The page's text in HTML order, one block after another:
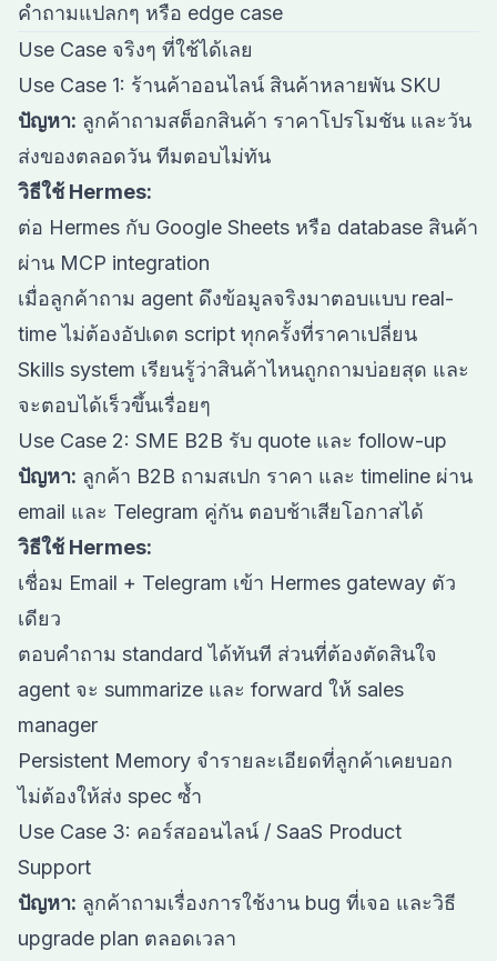
คำถามแปลกๆ หรือ edge case
Use Case จริงๆ ที่ใช้ได้เลย
Use Case 1: ร้านค้าออนไลน์ สินค้าหลายพัน SKU
ปัญหา: ลูกค้าถามสต็อกสินค้า ราคาโปรโมชัน และวัน
ส่งของตลอดวัน ทีมตอบไม่ทัน
วิธีใช้ Hermes:
ต่อ Hermes กับ Google Sheets หรือ database สินค้า
ผ่าน MCP integration
เมื่อลูกค้าถาม agent ดึงข้อมูลจริงมาตอบแบบ real-
time ไม่ต้องอัปเดต script ทุกครั้งที่ราคาเปลี่ยน
Skills system เรียนรู้ว่าสินค้าไหนถูกถามบ่อยสุด และ
จะตอบได้เร็วขึ้นเรื่อยๆ
Use Case 2: SME B2B รับ quote และ follow-up
ปัญหา: ลูกค้า B2B ถามสเปก ราคา และ timeline ผ่าน
email และ Telegram คู่กัน ตอบช้าเสียโอกาสได้
วิธีใช้ Hermes:
เชื่อม Email + Telegram เข้า Hermes gateway ตัว
เดียว
ตอบคำถาม standard ได้ทันที ส่วนที่ต้องตัดสินใจ
agent จะ summarize และ forward ให้ sales
manager
Persistent Memory จำรายละเอียดที่ลูกค้าเคยบอก
ไม่ต้องให้ส่ง spec ซ้ำ
Use Case 3: คอร์สออนไลน์ / SaaS Product
Support
ปัญหา: ลูกค้าถามเรื่องการใช้งาน bug ที่เจอ และวิธี
upgrade plan ตลอดเวลา